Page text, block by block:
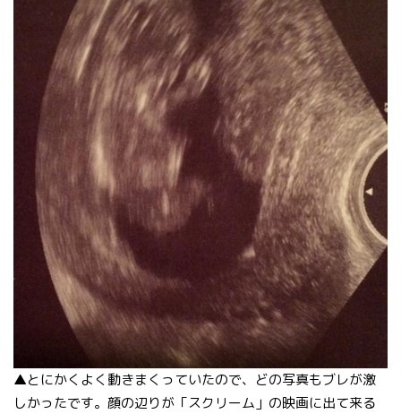
▲とにかくよく動きまくっていたので、どの写真もブレが激
しかったです。顔の辺りが「スクリーム」の映画に出て来る